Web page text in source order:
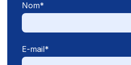
Nom*
E-mail*